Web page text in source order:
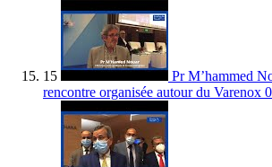
15
Pr M’hammed
rencontre organisée autour du Varenox